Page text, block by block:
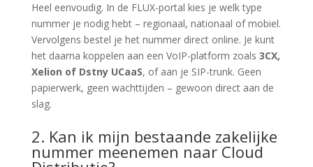
Heel eenvoudig. In de FLUX-portal kies je welk type
nummer je nodig hebt – regionaal, nationaal of mobiel.
Vervolgens bestel je het nummer direct online. Je kunt
het daarna koppelen aan een VoIP-platform zoals 3CX,
Xelion of Dstny UCaaS, of aan je SIP-trunk. Geen
papierwerk, geen wachttijden – gewoon direct aan de
slag.
2. Kan ik mijn bestaande zakelijke
nummer meenemen naar Cloud